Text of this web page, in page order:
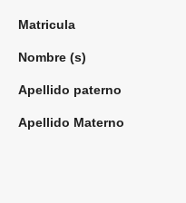
Matricula
Nombre (s) Jose
Apellido paterno
Apellido Materno